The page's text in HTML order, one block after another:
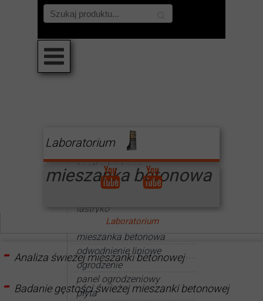
Laboratorium
Laboratorium
mieszanka betonowa
kamień naturalny
kostka brukowa
krawężnik
lastryko
mała architektura
mieszanka betonowa
odwodnienie liniowe
ogrodzenie
panel ogrodzeniowy
płyta
- Analiza świeżej mieszanki betonowej
- Badanie gęstości świeżej mieszanki betonowej